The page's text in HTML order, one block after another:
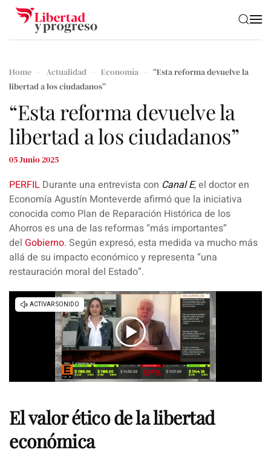
Skip to main content
Home Actualidad Economía
“Esta reforma devuelve la
libertad a los ciudadanos”
“Esta reforma devuelve la
libertad a los ciudadanos”
05 Junio 2025
PERFIL Durante una entrevista con Canal E, el doctor en
Economía Agustín Monteverde afirmó que la iniciativa
conocida como Plan de Reparación Histórica de los
Ahorros es una de las reformas “más importantes”
del Gobierno. Según expresó, esta medida va mucho más
allá de su impacto económico y representa “una
restauración moral del Estado”.
El valor ético de la libertad
económica